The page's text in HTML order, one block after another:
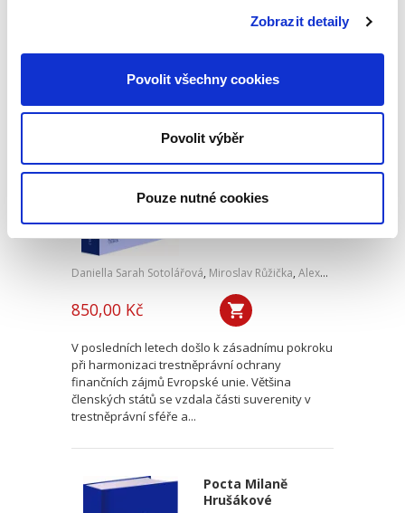
Zobrazit detaily
Povolit všechny cookies
Povolit výběr
Pouze nutné cookies
profesionálních sportovců v českém právním
Trestněprávní
zájmů Evropské
unie
Daniella Sarah Sotolářová, Miroslav Růžička, Alexander Sotolář
850,00 Kč
V posledních letech došlo k zásadnímu pokroku
při harmonizaci trestněprávní ochrany
finančních zájmů Evropské unie. Většina
členských států se vzdala části suverenity v
trestněprávní sféře a...
Pocta Milaně
Hrušákové